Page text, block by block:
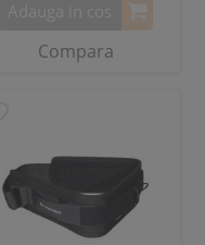
Compara